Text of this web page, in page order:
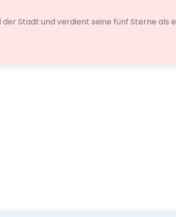
Stadt und verdient seine fünf Sterne als